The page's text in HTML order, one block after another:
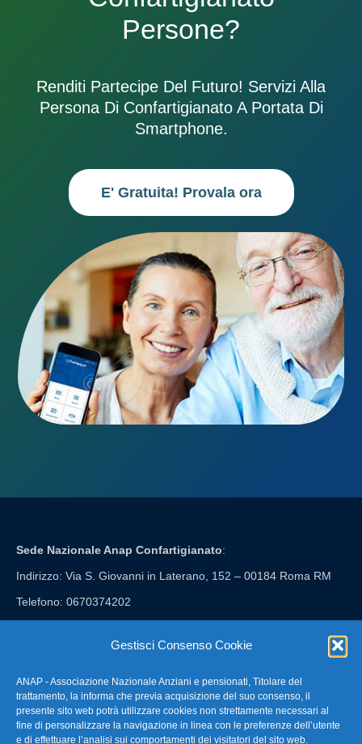
Gestisci Consenso Cookie
ANAP - Associazione Nazionale Anziani e pensionati, Titolare del
trattamento, la informa che previa acquisizione del suo consenso, il
presente sito web potrà utilizzare cookies non strettamente necessari al
fine di personalizzare la navigazione in linea con le preferenze dell’utente
e di effettuare l’analisi sui comportamenti dei visitatori del sito web.
Persone?
Renditi Partecipe Del Futuro! Servizi Alla
Persona Di Confartigianato A Portata Di
Smartphone.
E' Gratuita! Provala ora
Sede Nazionale Anap Confartigianato:
Indirizzo: Via S. Giovanni in Laterano, 152 – 00184 Roma RM
Telefono: 0670374202
FAQ – Domande Frequenti
La nostra Newsletter